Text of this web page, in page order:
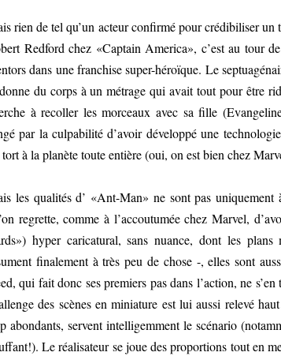
rien de tel qu’un acteur confirmé pour crédibiliser
Redford chez «Captain America», c’est au tour
dans une franchise super-héroïque. Le
du corps à un métrage qui avait tout pour être
à recoller les morceaux avec sa fille
par la culpabilité d’avoir développé une
à la planète toute entière (oui, on est bien chez
les qualités d’ «Ant-Man» ne sont pas
regrette, comme à l’accoutumée chez Marvel,
hyper caricatural, sans nuance, dont les plans
finalement à très peu de chose -, elles sont
qui fait donc ses premiers pas dans l’action, ne
des scènes en miniature est lui aussi relevé
abondants, servent intelligemment le scénario
Le réalisateur se joue des proportions tout en